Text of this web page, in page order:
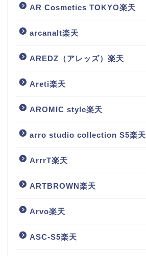
AR Cosmetics TOKYO楽天
arcanalt楽天
AREDZ（アレッズ）楽天
Areti楽天
AROMIC style楽天
arro studio collection S5楽天
ArrrT楽天
ARTBROWN楽天
Arvo楽天
ASC-S5楽天